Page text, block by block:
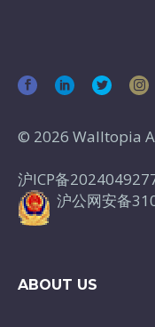
© 2026 Walltopia
沪ICP备
沪公网安备
ABOUT US